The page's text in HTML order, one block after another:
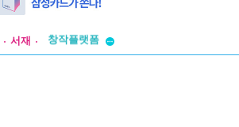
서재
투비컨티뉴드